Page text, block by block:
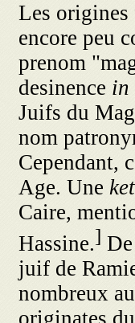
Les origines
encore peu
prenom
desinence in
Juifs du
nom
Cependant,
Age. Une
Caire,
Hassine.]
juif de
nombreux
originates